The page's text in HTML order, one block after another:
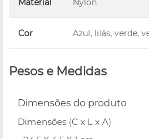
Material Nylon
Cor Azul, lilás, verde,
Pesos e Medidas
Dimensões do produto
Dimensões (C x L x A)